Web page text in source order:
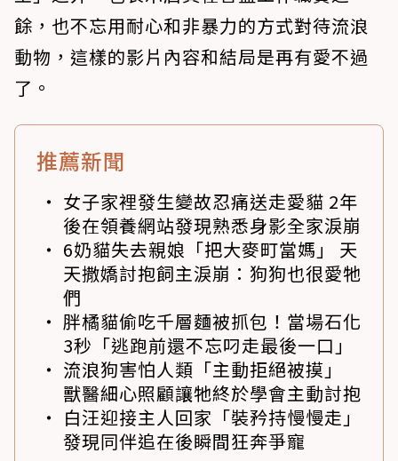
餘，也不忘用耐心和非暴力的方式對待流浪
動物，這樣的影片內容和結局是再有愛不過
了。
推薦新聞
女子家裡發生變故忍痛送走愛貓 2年
後在領養網站發現熟悉身影全家淚崩
6奶貓失去親娘「把大麥町當媽」 天
天撒嬌討抱飼主淚崩：狗狗也很愛牠
們
胖橘貓偷吃千層麵被抓包！當場石化
3秒「逃跑前還不忘叼走最後一口」
流浪狗害怕人類「主動拒絕被摸」
獸醫細心照顧讓牠終於學會主動討抱
白汪迎接主人回家「裝矜持慢慢走」
發現同伴追在後瞬間狂奔爭寵